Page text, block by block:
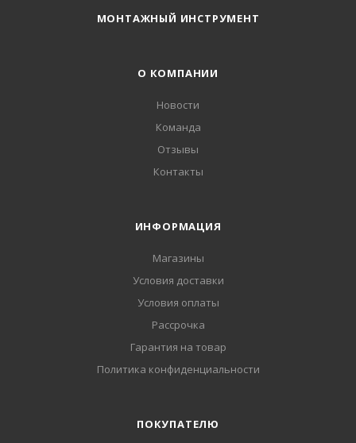
МОНТАЖНЫЙ ИНСТРУМЕНТ
О КОМПАНИИ
Новости
Команда
Отзывы
Контакты
ИНФОРМАЦИЯ
Магазины
Условия доставки
Условия оплаты
Рассрочка
Гарантия на товар
Политика конфиденциальности
ПОКУПАТЕЛЮ